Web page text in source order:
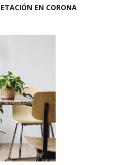
EN CORONA